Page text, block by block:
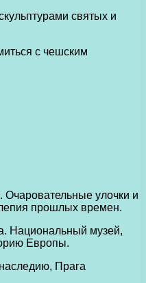
святых и
с чешским
Очаровательные улочки и
прошлых времен.
Национальный музей,
Европы.
Прага